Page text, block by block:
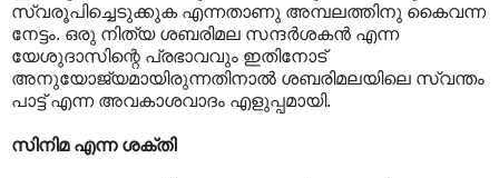
സ്വരൂപിച്ചെടുക്കുക എന്നതാണു അമ്പലത്തിനു കൈവന്ന
നേട്ടം. ഒരു നിത്യ ശബരിമല സന്ദർശകൻ എന്ന
യേശുദാസിന്റെ പ്രഭാവവും ഇതിനോട്
അനുയോജ്യമായിരുന്നതിനാൽ ശബരിമലയിലെ സ്വന്തം
പാട്ട് എന്ന അവകാശവാദം എളുപ്പമായി.
സിനിമ എന്ന ശക്തി